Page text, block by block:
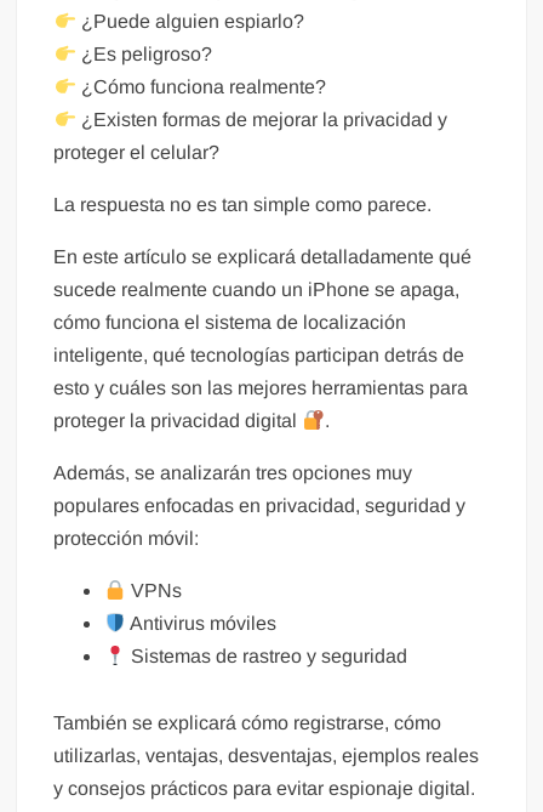
¿Puede alguien espiarlo?
¿Es peligroso?
¿Cómo funciona realmente?
¿Existen formas de mejorar la privacidad y
proteger el celular?
La respuesta no es tan simple como parece.
En este artículo se explicará detalladamente qué
sucede realmente cuando un iPhone se apaga,
cómo funciona el sistema de localización
inteligente, qué tecnologías participan detrás de
esto y cuáles son las mejores herramientas para
proteger la privacidad digital
.
Además, se analizarán tres opciones muy
populares enfocadas en privacidad, seguridad y
protección móvil:
VPNs
Antivirus móviles
Sistemas de rastreo y seguridad
También se explicará cómo registrarse, cómo
utilizarlas, ventajas, desventajas, ejemplos reales
y consejos prácticos para evitar espionaje digital.